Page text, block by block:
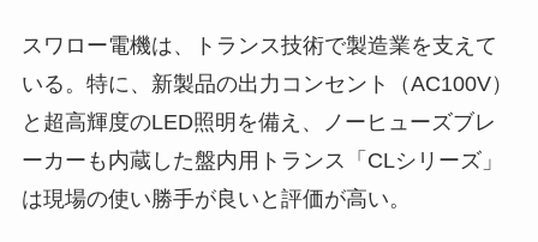
スワロー電機は、トランス技術で製造業を支えて
いる。特に、新製品の出力コンセント（AC100V）
と超高輝度のLED照明を備え、ノーヒューズブレ
ーカーも内蔵した盤内用トランス「CLシリーズ」
は現場の使い勝手が良いと評価が高い。